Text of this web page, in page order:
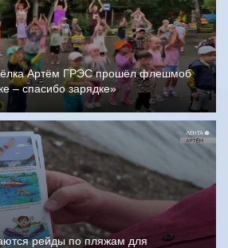
Артём ГРЭС прошёл флешмоб
– спасибо зарядке»
рейды по пляжам для